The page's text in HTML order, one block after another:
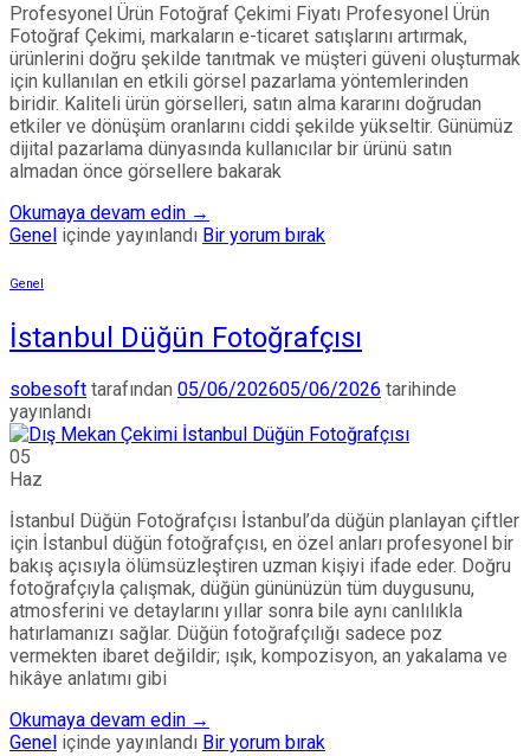
Profesyonel Ürün Fotoğraf Çekimi Fiyatı Profesyonel Ürün
Fotoğraf Çekimi, markaların e-ticaret satışlarını artırmak,
ürünlerini doğru şekilde tanıtmak ve müşteri güveni oluşturmak
için kullanılan en etkili görsel pazarlama yöntemlerinden
biridir. Kaliteli ürün görselleri, satın alma kararını doğrudan
etkiler ve dönüşüm oranlarını ciddi şekilde yükseltir. Günümüz
dijital pazarlama dünyasında kullanıcılar bir ürünü satın
almadan önce görsellere bakarak
Okumaya devam edin →
Genel içinde yayınlandı Bir yorum bırak
Genel
İstanbul Düğün Fotoğrafçısı
sobesoft tarafından 05/06/202605/06/2026 tarihinde
yayınlandı
05
Haz
İstanbul Düğün Fotoğrafçısı İstanbul’da düğün planlayan çiftler
için İstanbul düğün fotoğrafçısı, en özel anları profesyonel bir
bakış açısıyla ölümsüzleştiren uzman kişiyi ifade eder. Doğru
fotoğrafçıyla çalışmak, düğün gününüzün tüm duygusunu,
atmosferini ve detaylarını yıllar sonra bile aynı canlılıkla
hatırlamanızı sağlar. Düğün fotoğrafçılığı sadece poz
vermekten ibaret değildir; ışık, kompozisyon, an yakalama ve
hikâye anlatımı gibi
Okumaya devam edin →
Genel içinde yayınlandı Bir yorum bırak